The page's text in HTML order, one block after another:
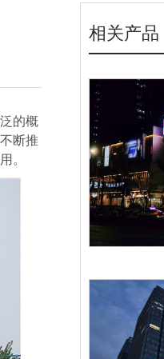
的概
断推
。
相关产品